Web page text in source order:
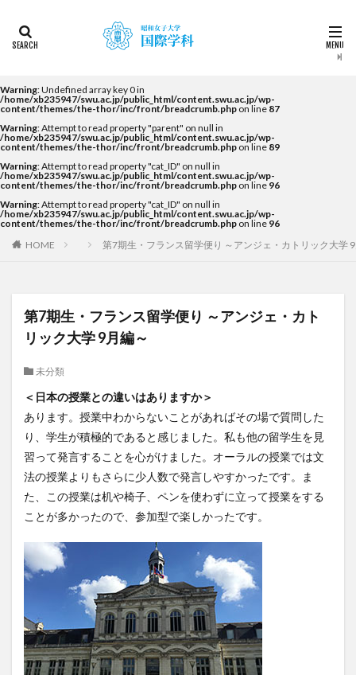
Warning: Undefined array key 0 in
/home/xb235947/swu.ac.jp/public_html/content.swu.ac.jp/wp-
content/themes/the-thor/inc/front/breadcrumb.php on line 87
Warning: Attempt to read property "parent" on null in
/home/xb235947/swu.ac.jp/public_html/content.swu.ac.jp/wp-
content/themes/the-thor/inc/front/breadcrumb.php on line 89
Warning: Attempt to read property "cat_ID" on null in
/home/xb235947/swu.ac.jp/public_html/content.swu.ac.jp/wp-
content/themes/the-thor/inc/front/breadcrumb.php on line 96
Warning: Attempt to read property "cat_ID" on null in
/home/xb235947/swu.ac.jp/public_html/content.swu.ac.jp/wp-
content/themes/the-thor/inc/front/breadcrumb.php on line 96
HOME
第7期生・フランス留学便り ～アンジェ・カトリック大学
第7期生・フランス留学便り ～アンジェ・カト
リック大学 9月編～
未分類
＜日本の授業との違いはありますか＞
あります。授業中わからないことがあればその場で質問した
り、学生が積極的であると感じました。私も他の留学生を見
習って発言することを心がけました。オーラルの授業では文
法の授業よりもさらに少人数で発言しやすかったです。ま
た、この授業は机や椅子、ペンを使わずに立って授業をする
ことが多かったので、参加型で楽しかったです。
2022 2023 2024 2025 2026
KF
NEWS
STUDENTS OF THE YEAR
Temple University Japan Campus（TUJ）
The British School in Tokyo（BST）
UQ
アルカラ
アルカラ大学
アルカラ大学あるかリングア
インターンシップ
カーン・ノルマンディー大学Carré international留学
クイーンズランド
スケジュール
スピーチコンテスト
スペイン・アルカラ大学Alcalingua留学
スペイントレド
スペインバルセロナ
スペイン留学
スペイン語
ソウル女子大学校
ソウル女子大学校留学
ダーラナ大学留学
ダブル・ディグリー・プログラム
テンプル大学ジャパン(TUJ)
ドイツ
ニュース
フランス
フランス留学
ベトナム
ベトナム国家大学
ベトナム国家大学ハノイ人文社会科学大学留学
ベトナム航空
ベトナム観光
ベトナム語
ポーラ美術館
ボストン留学
ボランティア